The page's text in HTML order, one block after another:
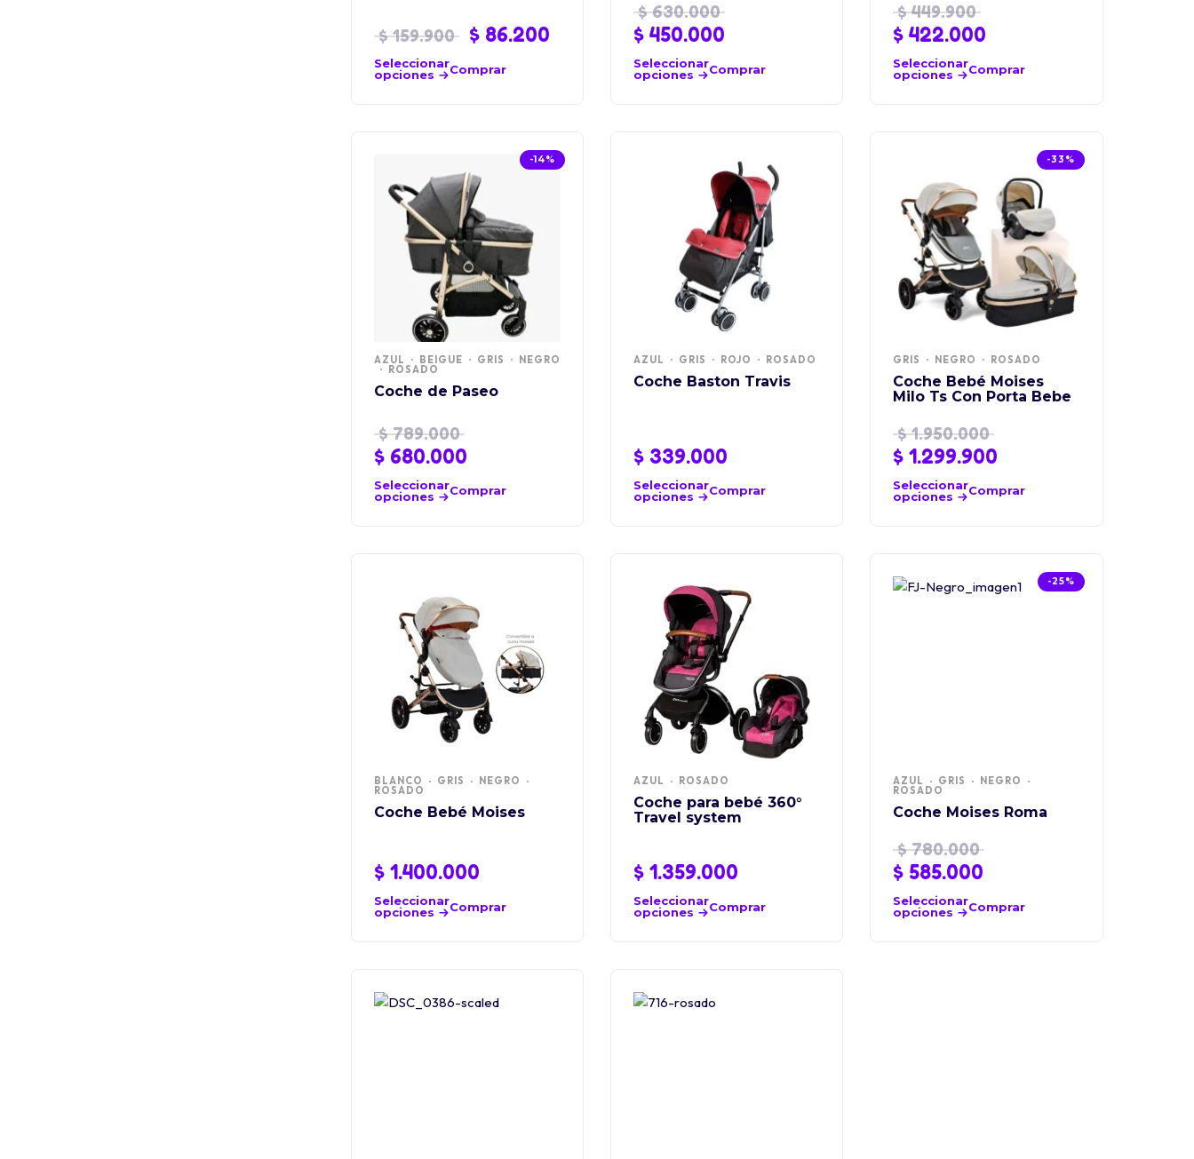
$159.900 $86.200
Seleccionar
opciones
Comprar
$630.000
$450.000
Seleccionar
opciones
Comprar
$449.900
$ 422.000
Seleccionar
opciones
Comprar
-14%
AZUL BEIGUE GRIS NEGRO
ROSADO
Coche de Paseo
$789.000
$680.000
Seleccionar
opciones
Comprar
AZUL GRIS ROJO ROSADO
Coche Baston Travis
$339.000
Seleccionar
opciones
Comprar
-33%
GRIS NEGRO ROSADO
Coche Bebé Moises
Milo Ts Con Porta Bebe
$1.950.000
$ 1.299.900
Seleccionar
opciones
Comprar
BLANCO GRIS NEGRO
ROSADO
Coche Bebé Moises
$1.400.000
Seleccionar
opciones
Comprar
AZUL ROSADO
Coche para bebé 360°
Travel system
$1.359.000
Seleccionar
opciones
Comprar
-25%
AZUL GRIS NEGRO
ROSADO
Coche Moises Roma
$780.000
$ 585.000
Seleccionar
opciones
Comprar